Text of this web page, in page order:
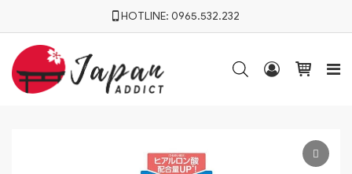
HOTLINE: 0965.532.232
  